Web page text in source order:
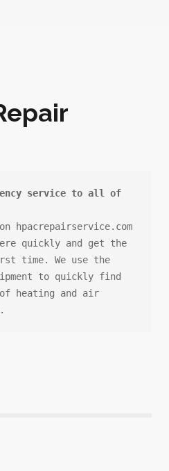
service to all of
hpacrepairservice.com
quickly and get the
time. We use the
to quickly find
heating and air